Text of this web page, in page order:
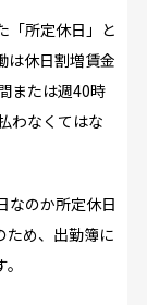
「所定休日」と
は休日割増賃金
または週40時
わなくてはな
なのか所定休日
ため、出勤簿に